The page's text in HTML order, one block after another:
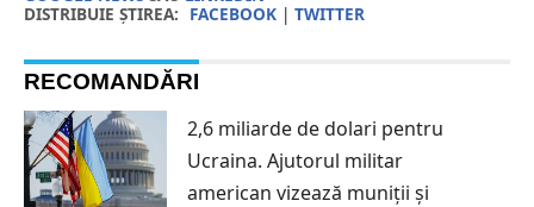
DISTRIBUIE ȘTIREA: FACEBOOK| TWITTER
RECOMANDĂRI
2,6 miliarde de dolari pentru
Ucraina. Ajutorul militar
american vizează muniții și